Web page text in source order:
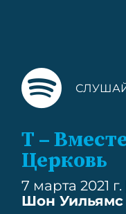
Т –
Церковь
7 марта 2021
Шон Уильямс